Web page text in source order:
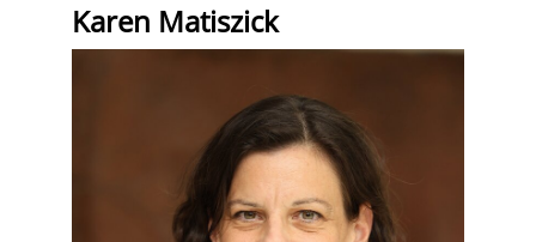
Karen Matiszick